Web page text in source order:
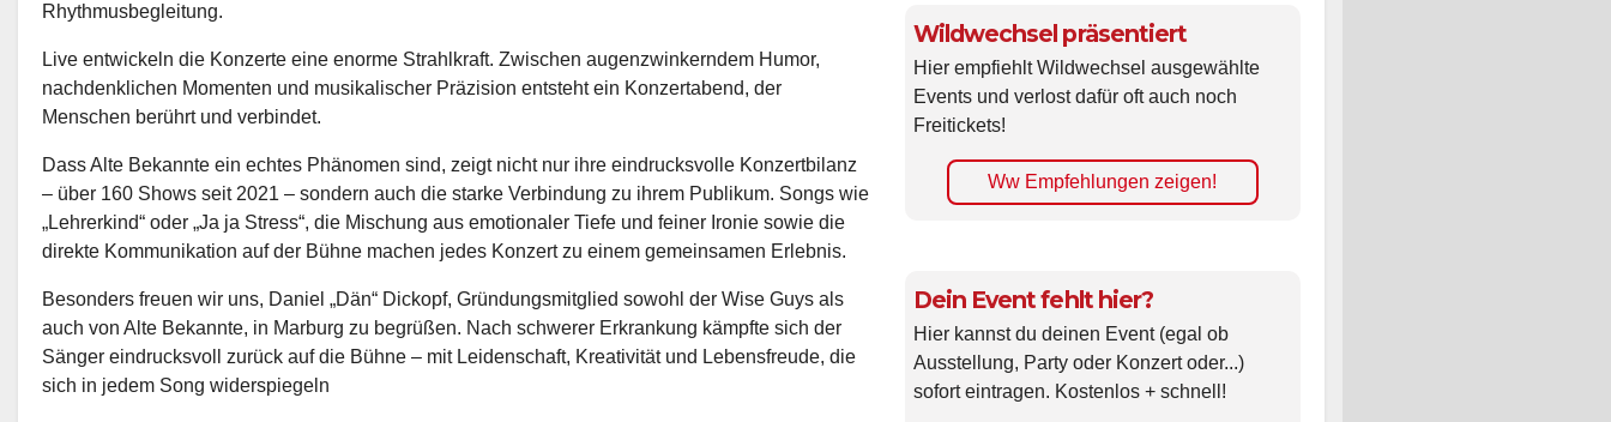
Rhythmusbegleitung.
Live entwickeln die Konzerte eine enorme Strahlkraft. Zwischen augenzwinkerndem Humor,
nachdenklichen Momenten und musikalischer Präzision entsteht ein Konzertabend, der
Menschen berührt und verbindet.
Dass Alte Bekannte ein echtes Phänomen sind, zeigt nicht nur ihre eindrucksvolle Konzertbilanz
– über 160 Shows seit 2021 – sondern auch die starke Verbindung zu ihrem Publikum. Songs wie
„Lehrerkind“ oder „Ja ja Stress“, die Mischung aus emotionaler Tiefe und feiner Ironie sowie die
direkte Kommunikation auf der Bühne machen jedes Konzert zu einem gemeinsamen Erlebnis.
Besonders freuen wir uns, Daniel „Dän“ Dickopf, Gründungsmitglied sowohl der Wise Guys als
auch von Alte Bekannte, in Marburg zu begrüßen. Nach schwerer Erkrankung kämpfte sich der
Sänger eindrucksvoll zurück auf die Bühne – mit Leidenschaft, Kreativität und Lebensfreude, die
sich in jedem Song widerspiegeln
Wildwechsel präsentiert
Hier empfiehlt Wildwechsel ausgewählte
Events und verlost dafür oft auch noch
Freitickets!
Ww Empfehlungen zeigen!
Dein Event fehlt hier?
Hier kannst du deinen Event (egal ob
Ausstellung, Party oder Konzert oder...)
sofort eintragen. Kostenlos + schnell!